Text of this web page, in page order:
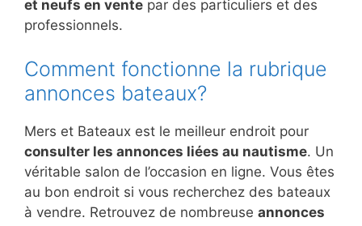
et neufs en vente par des particuliers et des
professionnels.
Comment fonctionne la rubrique
annonces bateaux?
Mers et Bateaux est le meilleur endroit pour
consulter les annonces liées au nautisme. Un
véritable salon de l’occasion en ligne. Vous êtes
au bon endroit si vous recherchez des bateaux
à vendre. Retrouvez de nombreuse annonces